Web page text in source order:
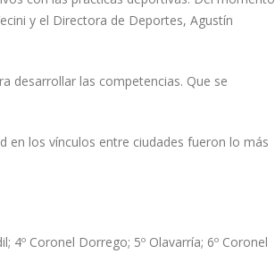
y el Directora de Deportes, Agustín
desarrollar las competencias. Que se
en los vínculos entre ciudades fueron lo más
4º Coronel Dorrego; 5º Olavarría; 6º Coronel